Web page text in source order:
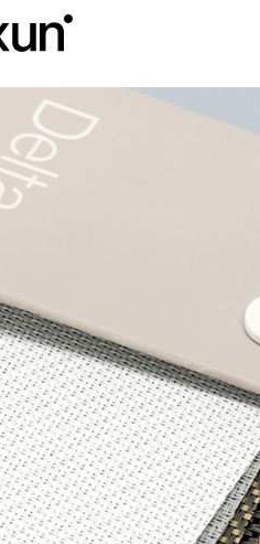
e Caixas
e cafés